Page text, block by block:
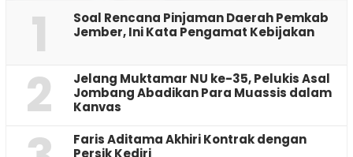
1
‎Soal Rencana Pinjaman Daerah Pemkab
Jember, Ini Kata Pengamat Kebijakan ‎
2
Jelang Muktamar NU ke-35, Pelukis Asal
Jombang Abadikan Para Muassis dalam
Kanvas
Faris Aditama Akhiri Kontrak dengan
Persik Kediri